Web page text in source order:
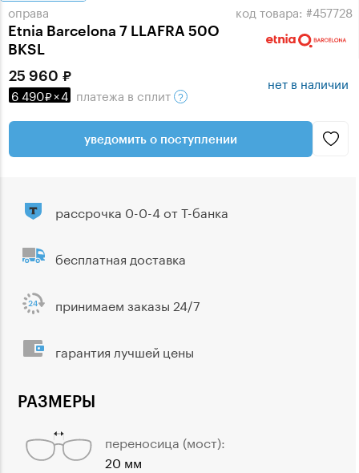
оправа
Etnia Barcelona 7 LLAFRA 50O
BKSL
код товара: #457728
25 960
6 490 ×4 платежа в сплит
нет в наличии
уведомить о поступлении
РАЗМЕРЫ
переносица (мост):
20 мм
рассрочка 0-0-4 от Т-банка
бесплатная доставка
принимаем заказы 24/7
гарантия лучшей цены